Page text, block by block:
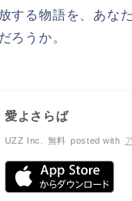
する物語を、あな
ろうか。
愛よさらば
UZZ Inc. 無料 posted with